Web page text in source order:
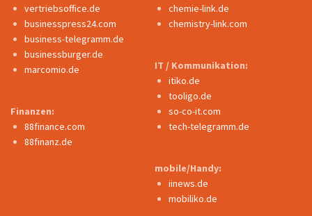
vertriebsoffice.de
businesspress24.com
business-telegramm.de
businessburger.de
marcomio.de
Finanzen:
88finance.com
88finanz.de
chemie-link.de
chemistry-link.com
IT / Kommunikation:
itiko.de
tooligo.de
so-co-it.com
tech-telegramm.de
mobile/Handy:
iinews.de
mobiliko.de